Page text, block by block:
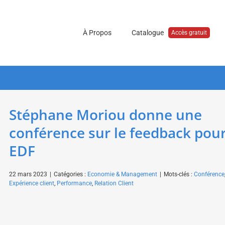
À Propos
Catalogue Accès gratuit
Stéphane Moriou donne une
conférence sur le feedback
EDF
22 mars 2023 | Catégories : Economie & Management | Mots-clés : Conférence
Expérience client Performance Relation Client